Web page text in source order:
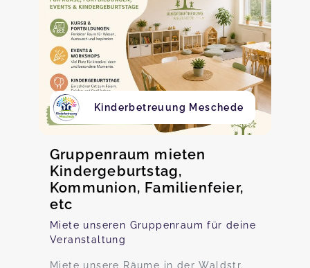
Kinderbetreuung Meschede
Gruppenraum mieten
Kindergeburtstag,
Kommunion, Familienfeier,
etc
Miete unseren Gruppenraum für deine
Veranstaltung
Miete unsere Räume in der Waldstr.